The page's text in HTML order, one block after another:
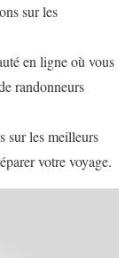
sur les
en ligne où vous
randonneurs
sur les meilleurs
votre voyage.